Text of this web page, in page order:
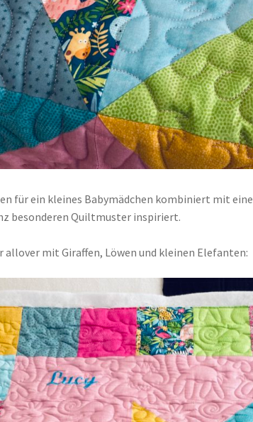
für ein kleines Babymädchen kombiniert mit
besonderen Quiltmuster inspiriert.
allover mit Giraffen, Löwen und kleinen Elefanten: